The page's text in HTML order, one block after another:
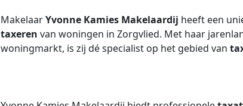
MakelaarYvonne Kamies Makelaardij heeft een
taxeren van woningen in Zorgvlied. Met haar
woningmarkt, is zij dé specialist op het gebied van